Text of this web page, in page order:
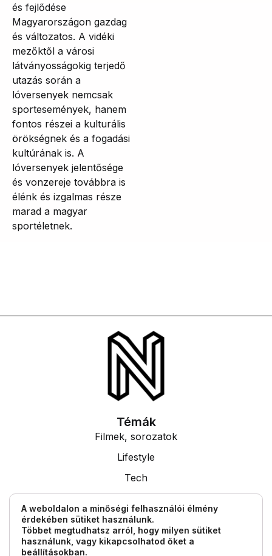
és fejlődése
Magyarországon gazdag
és változatos. A vidéki
mezőktől a városi
látványosságokig terjedő
utazás során a
lóversenyek nemcsak
sportesemények, hanem
fontos részei a kulturális
örökségnek és a fogadási
kultúrának is. A
lóversenyek jelentősége
és vonzereje továbbra is
élénk és izgalmas része
marad a magyar
sportéletnek.
Témák
Filmek, sorozatok
Lifestyle
Tech
Egyéb információk
Impresszum
A weboldalon a minőségi felhasználói élmény
érdekében sütiket használunk.
Többet megtudhatsz arról, hogy milyen sütiket
használunk, vagy kikapcsolhatod őket a
beállításokban.